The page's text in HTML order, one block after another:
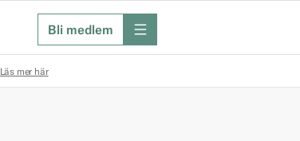
Bli medlem meny
Läs mer här